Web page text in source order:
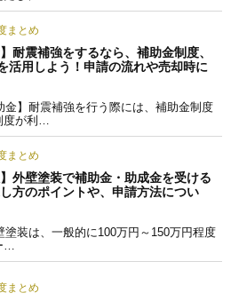
まとめ
耐震補強をするなら、補助金制度、
活用しよう！申請の流れや売却時に
金】耐震補強を行う際には、補助金制度
度が利…
まとめ
】外壁塗装で補助金・助成金を受ける
方のポイントや、申請方法につい
塗装は、一般的に100万円～150万円程度
…
まとめ